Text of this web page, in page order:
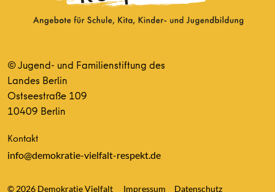
© Jugend- und Familienstiftung des
Landes Berlin
Ostseestraße 109
10409 Berlin
Kontakt
info@demokratie-vielfalt-respekt.de
© 2026 Demokratie Vielfalt Impressum Datenschutz